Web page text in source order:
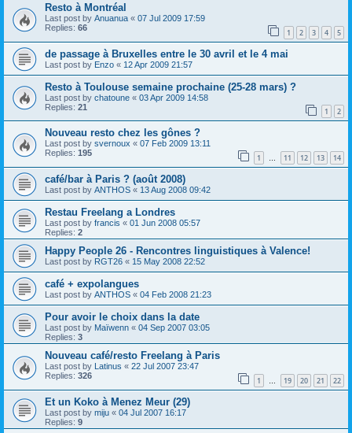
Resto à Montréal
Last post by Anuanua « 07 Jul 2009 17:59
Replies: 66 1 2 3 4 5
de passage à Bruxelles entre le 30 avril et le 4 mai
Last post by Enzo « 12 Apr 2009 21:57
Resto à Toulouse semaine prochaine (25-28 mars) ?
Last post by chatoune « 03 Apr 2009 14:58
Replies: 21 1 2
Nouveau resto chez les gônes ?
Last post by svernoux « 07 Feb 2009 13:11
Replies: 195 1 … 11 12 13 14
café/bar à Paris ? (août 2008)
Last post by ANTHOS « 13 Aug 2008 09:42
Restau Freelang a Londres
Last post by francis « 01 Jun 2008 05:57
Replies: 2
Happy People 26 - Rencontres linguistiques à Valence!
Last post by RGT26 « 15 May 2008 22:52
café + expolangues
Last post by ANTHOS « 04 Feb 2008 21:23
Pour avoir le choix dans la date
Last post by Maïwenn « 04 Sep 2007 03:05
Replies: 3
Nouveau café/resto Freelang à Paris
Last post by Latinus « 22 Jul 2007 23:47
Replies: 326 1 19 20 21 22
Et un Koko à Menez Meur (29)
Last post by miju « 04 Jul 2007 16:17
Replies: 9